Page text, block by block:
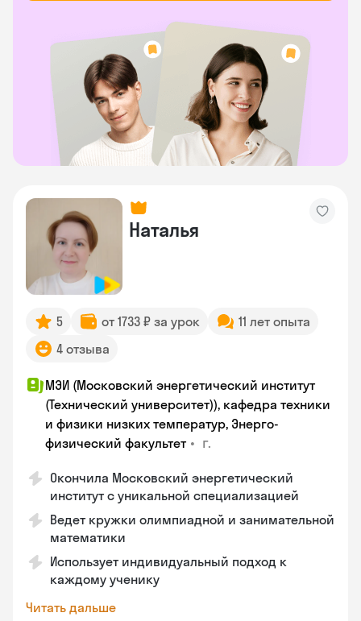
Наталья
5 от 1733 ₽ за урок
11 лет опыта
4 отзыва
МЭИ (Московский энергетический институт
(Технический университет)), кафедра техники
и физики низких температур, Энерго-
физический факультет • г.
Окончила Московский энергетический
институт с уникальной специализацией
Ведет кружки олимпиадной и занимательной
математики
Использует индивидуальный подход к
каждому ученику
Читать дальше